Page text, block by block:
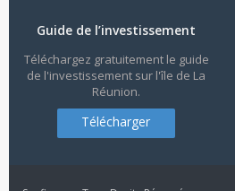
Guide de l’investissement
Téléchargez gratuitement le guide
de l'investissement sur l'île de La
Réunion.
Télécharger